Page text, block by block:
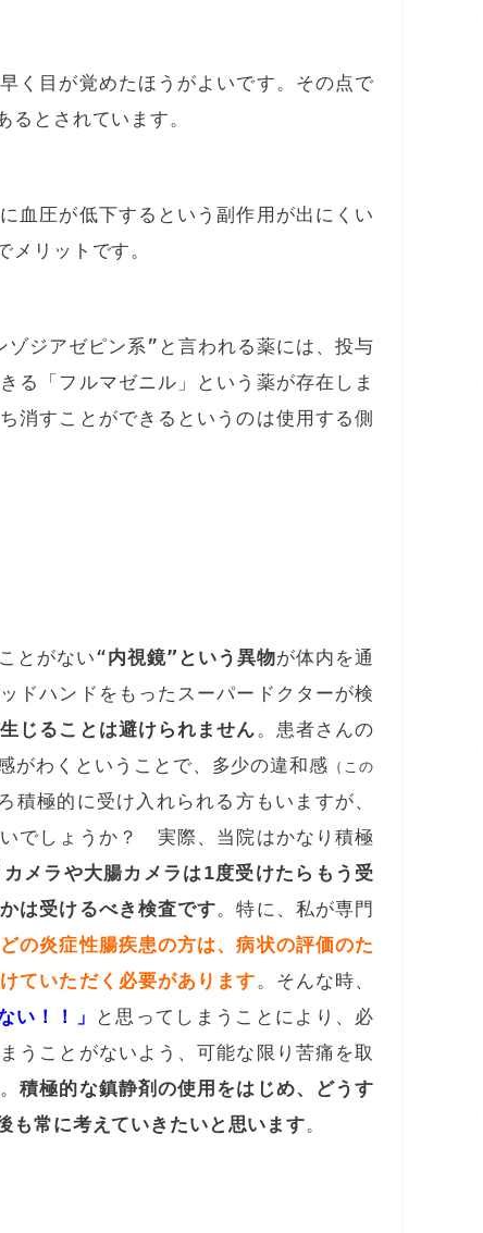
目が覚めたほうがよいです。その点で
るとされています。
圧が低下するという副作用が出にくい
メリットです。
ジアゼピン系”と言われる薬には、投与
る「フルマゼニル」という薬が存在しま
消すことができるというのは使用する側
とがない“内視鏡”という異物が体内を通
ドハンドをもったスーパードクターが検
じることは避けられません。患者さんの
がわくということで、多少の違和感 （この
積極的に受け入れられる方もいますが、
でしょうか？ 実際、当院はかなり積極
カメラや大腸カメラは1度受けたらもう受
は受けるべき検査です。特に、私が専門
の炎症性腸疾患の方は、病状の評価のた
ていただく必要があります。そんな時、
い！！」
と思ってしまうことにより、必
うことがないよう、可能な限り苦痛を取
積極的な鎮静剤の使用をはじめ、どうす
も常に考えていきたいと思います。